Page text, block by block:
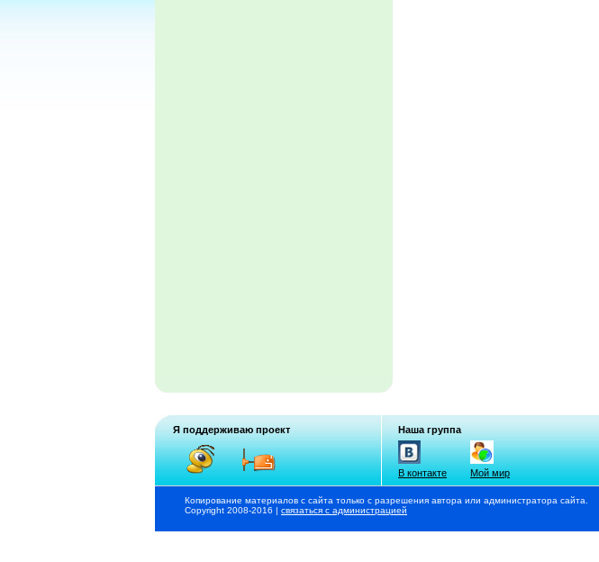
Я поддерживаю проект Наша группа
В контакте Мой мир
Копирование материалов с сайта только с разрешения автора или администратора сайта.
Copyright 2008-2016 | связаться с администрацией